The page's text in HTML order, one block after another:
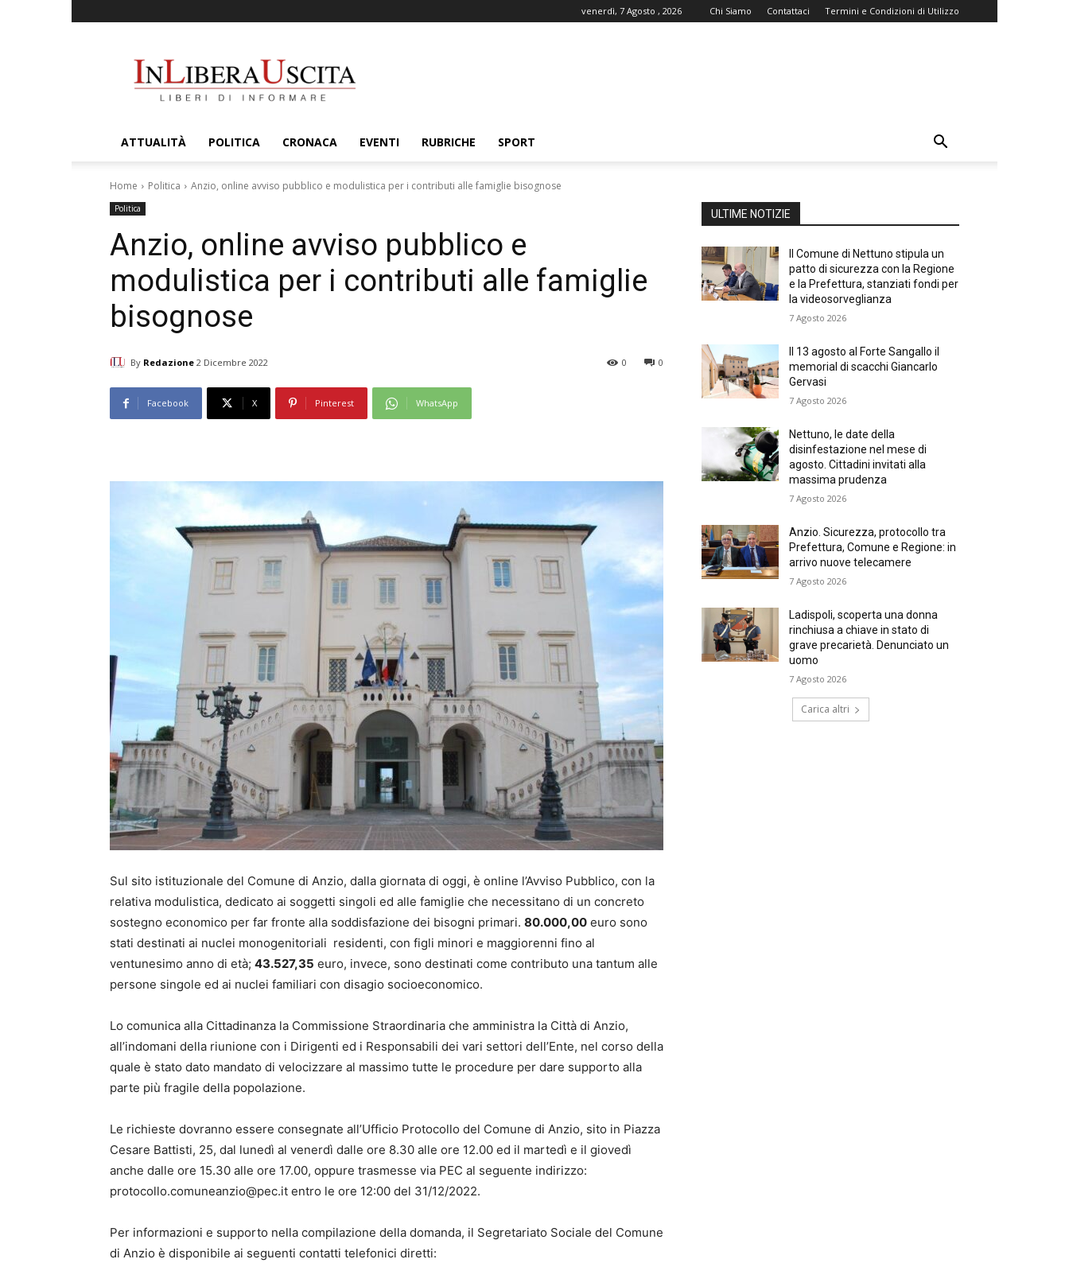
venerdì, 7 Agosto , 2026 Chi Siamo Contattaci Termini e Condizioni di Utilizzo
ATTUALITÀ POLITICA CRONACA EVENTI RUBRICHE SPORT
Home Politica Anzio, online avviso pubblico e modulistica per i contributi alle famiglie bisognose
Politica
Anzio, online avviso pubblico e
modulistica per i contributi alle famiglie
bisognose
By Redazione 2 Dicembre 2022 0
0
Facebook X Pinterest WhatsApp
Sul sito istituzionale del Comune di Anzio, dalla giornata di oggi, è online l’Avviso Pubblico, con la
relativa modulistica, dedicato ai soggetti singoli ed alle famiglie che necessitano di un concreto
sostegno economico per far fronte alla soddisfazione dei bisogni primari. 80.000,00 euro sono
stati destinati ai nuclei monogenitoriali residenti, con figli minori e maggiorenni fino al
ventunesimo anno di età; 43.527,35 euro, invece, sono destinati come contributo una tantum alle
persone singole ed ai nuclei familiari con disagio socioeconomico.
Lo comunica alla Cittadinanza la Commissione Straordinaria che amministra la Città di Anzio,
all’indomani della riunione con i Dirigenti ed i Responsabili dei vari settori dell’Ente, nel corso della
quale è stato dato mandato di velocizzare al massimo tutte le procedure per dare supporto alla
parte più fragile della popolazione.
Le richieste dovranno essere consegnate all’Ufficio Protocollo del Comune di Anzio, sito in Piazza
Cesare Battisti, 25, dal lunedì al venerdì dalle ore 8.30 alle ore 12.00 ed il martedì e il giovedì
anche dalle ore 15.30 alle ore 17.00, oppure trasmesse via PEC al seguente indirizzo:
protocollo.comuneanzio@pec.it entro le ore 12:00 del 31/12/2022.
Per informazioni e supporto nella compilazione della domanda, il Segretariato Sociale del Comune
di Anzio è disponibile ai seguenti contatti telefonici diretti:
ULTIME NOTIZIE
Il Comune di Nettuno stipula un
patto di sicurezza con la Regione
e la Prefettura, stanziati fondi per
la videosorveglianza
7 Agosto 2026
Il 13 agosto al Forte Sangallo il
memorial di scacchi Giancarlo
Gervasi
7 Agosto 2026
Nettuno, le date della
disinfestazione nel mese di
agosto. Cittadini invitati alla
massima prudenza
7 Agosto 2026
Anzio. Sicurezza, protocollo tra
Prefettura, Comune e Regione: in
arrivo nuove telecamere
7 Agosto 2026
Ladispoli, scoperta una donna
rinchiusa a chiave in stato di
grave precarietà. Denunciato un
uomo
7 Agosto 2026
Carica altri